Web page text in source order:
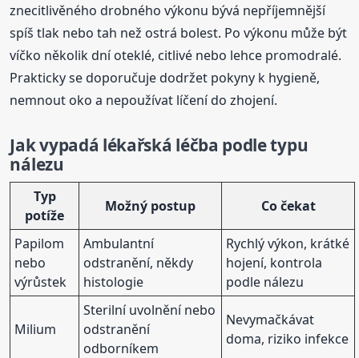
znecitlivěného drobného výkonu bývá nepříjemnější
spíš tlak nebo tah než ostrá bolest. Po výkonu může být
víčko několik dní oteklé, citlivé nebo lehce promodralé.
Prakticky se doporučuje dodržet pokyny k hygieně,
nemnout oko a nepoužívat líčení do zhojení.
Jak vypadá lékařská léčba podle typu
nálezu
Typ
potíže
Možný postup Co čekat
Papilom
nebo
výrůstek
Ambulantní
odstranění, někdy
histologie
Rychlý výkon, krátké
hojení, kontrola
podle nálezu
Milium
Sterilní uvolnění nebo
odstranění
odborníkem
Nevymačkávat
doma, riziko infekce